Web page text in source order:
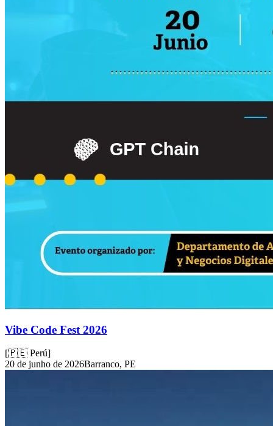
Vibe Code Fest 2026
[🇵🇪 Perú]
20 de junho de 2026Barranco, PE